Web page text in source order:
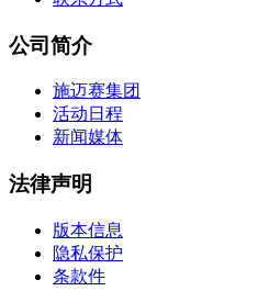
公司简介
施迈赛集团
活动日程
新闻媒体
法律声明
版本信息
隐私保护
条款件